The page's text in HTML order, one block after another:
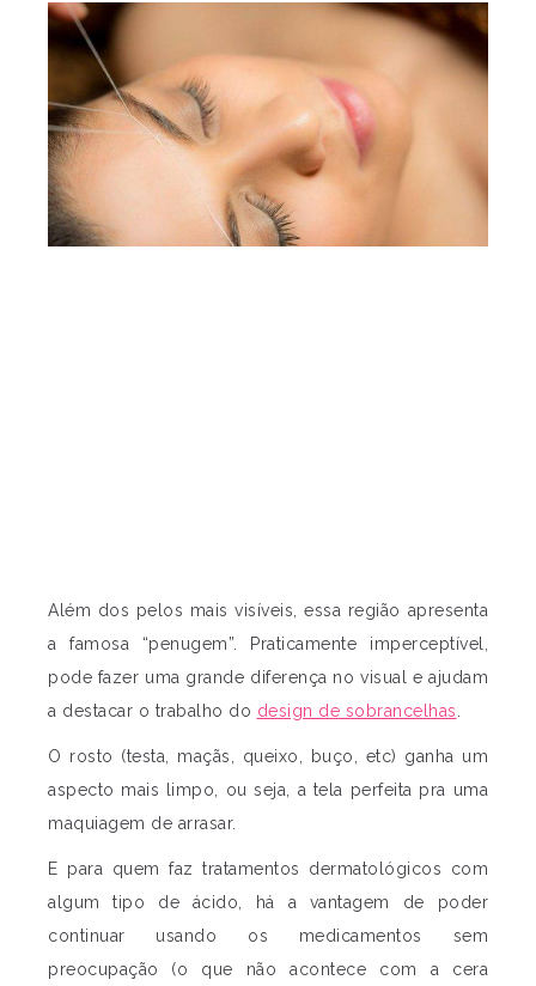
Além dos pelos mais visíveis, essa região apresenta
a famosa “penugem”. Praticamente imperceptível,
pode fazer uma grande diferença no visual e ajudam
a destacar o trabalho do design de sobrancelhas
O rosto (testa, maçãs, queixo, buço, etc) ganha um
aspecto mais limpo, ou seja, a tela perfeita pra uma
maquiagem de arrasar.
E para quem faz tratamentos dermatológicos com
algum tipo de ácido, há a vantagem de poder
continuar usando os medicamentos sem
preocupação (o que não acontece com a cera